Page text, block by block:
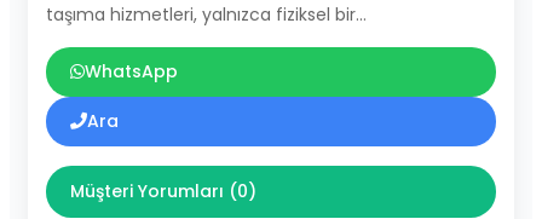
taşıma hizmetleri, yalnızca fiziksel bir…
WhatsApp
Ara
Müşteri Yorumları (0)